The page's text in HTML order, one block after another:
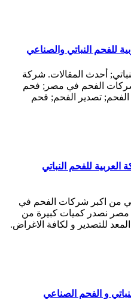
للفحم النباتي والصناعي
أحدث المقالات. شركة
شركات الفحم في مصر; فحم
الفحم; تصدير الفحم; فحم
للفحم النباتي
من اكبر شركات الفحم في
نصدر كميات كبيرة من
للتصدير و لكافة الاغراض.
و الفحم الصناعي